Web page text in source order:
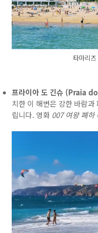
타마리
프라이아 도 긴슈 (Praia
치한 이 해변은 강한 바람
립니다. 영화 007 여왕 폐하